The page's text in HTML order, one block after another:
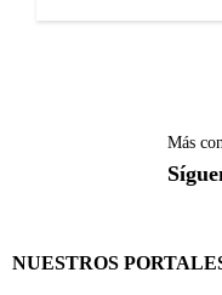
Más
NUESTROS